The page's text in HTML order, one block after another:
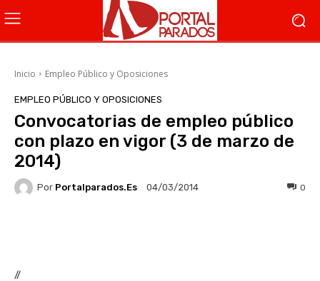
Inicio Empleo Público y Oposiciones
EMPLEO PÚBLICO Y OPOSICIONES
Convocatorias de empleo público
con plazo en vigor (3 de marzo de
2014)
Por Portalparados.es 04/03/2014 0
//